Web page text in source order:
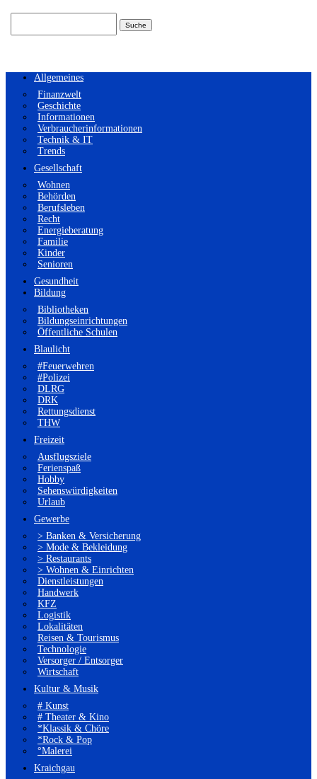
Allgemeines
Finanzwelt
Geschichte
Informationen
Verbraucherinformationen
Technik & IT
Trends
Gesellschaft
Wohnen
Behörden
Berufsleben
Recht
Energieberatung
Familie
Kinder
Senioren
Gesundheit
Bildung
Bibliotheken
Bildungseinrichtungen
Öffentliche Schulen
Blaulicht
#Feuerwehren
#Polizei
DLRG
DRK
Rettungsdienst
THW
Freizeit
Ausflugsziele
Ferienspaß
Hobby
Sehenswürdigkeiten
Urlaub
Gewerbe
> Banken & Versicherung
> Mode & Bekleidung
> Restaurants
> Wohnen & Einrichten
Dienstleistungen
Handwerk
KFZ
Logistik
Lokalitäten
Reisen & Tourismus
Technologie
Versorger / Entsorger
Wirtschaft
Kultur & Musik
# Kunst
# Theater & Kino
*Klassik & Chöre
*Rock & Pop
°Malerei
Kraichgau